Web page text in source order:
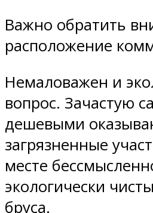
Важно обратить
расположение
Немаловажен и
вопрос. Зачастую
дешевыми
загрязненные
месте
экологически
бруса.